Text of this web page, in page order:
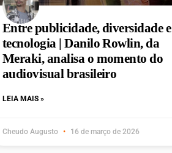
Entre publicidade, diversidade e
tecnologia | Danilo Rowlin, da
Meraki, analisa o momento do
audiovisual brasileiro
LEIA MAIS »
Cheudo Augusto 16 de março de 2026